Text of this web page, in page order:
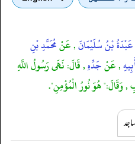
عَبْدَةُ بْنُ سُلَيْمَانَ, عَنْمُحَمَّدِ بْنِ
, عَنْجَدِّهِ, قَالَ: نَهَى رَسُولُ اللَّهِ
وَقَالَ:" هُوَ نُورُ الْمُؤْمِنِ".